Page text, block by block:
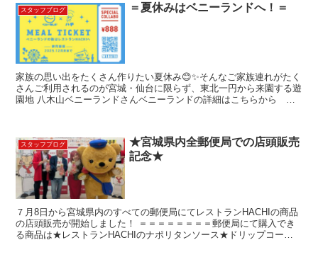
スタッフブログ ＝夏休みはベニーランドへ！＝
家族の思い出をたくさん作りたい夏休み😊✨そんなご家族連れがたく
さんご利用されるのが宮城・仙台に限らず、東北一円から来園する遊
園地 八木山ベニーランドさんベニーランドの詳細はこちらから
スタッフブログ
★宮城県内全郵便局での店頭販売
記念★
７月8日から宮城県内のすべての郵便局にてレストランHACHIの商品
の店頭販売が開始しました！ ＝＝＝＝＝＝＝＝郵便局にて購入でき
る商品は★レストランHACHIのナポリタンソース★ドリップコーヒ